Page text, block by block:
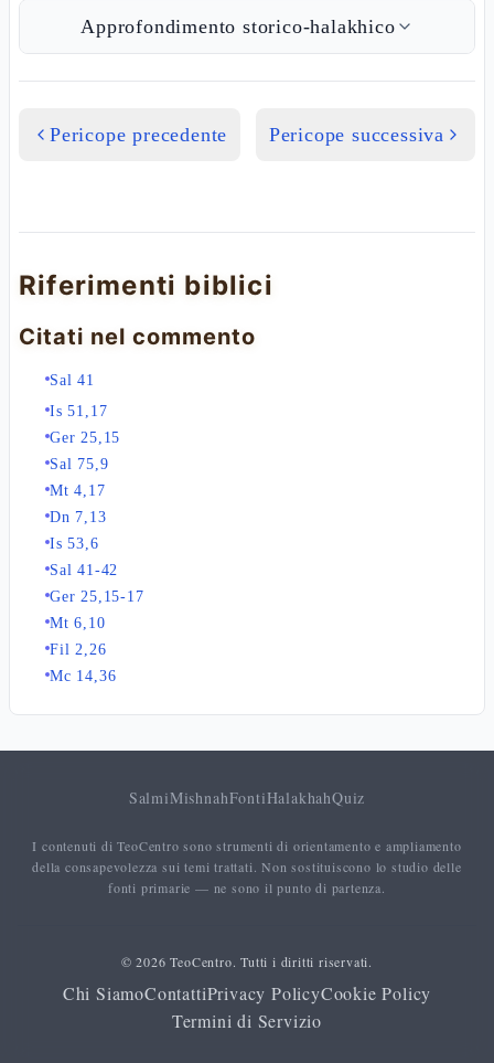
Approfondimento storico-halakhico
Pericope precedente Pericope successiva
Riferimenti biblici
Citati nel commento
Sal 41
Is 51,17
Ger 25,15
Sal 75,9
Mt 4,17
Dn 7,13
Is 53,6
Sal 41-42
Ger 25,15-17
Mt 6,10
Fil 2,26
Mc 14,36
SalmiMishnahFontiHalakhahQuiz
I contenuti di TeoCentro sono strumenti di orientamento e ampliamento
della consapevolezza sui temi trattati. Non sostituiscono lo studio delle
fonti primarie — ne sono il punto di partenza.
© 2026 TeoCentro. Tutti i diritti riservati.
Chi SiamoContattiPrivacy PolicyCookie Policy
Termini di Servizio